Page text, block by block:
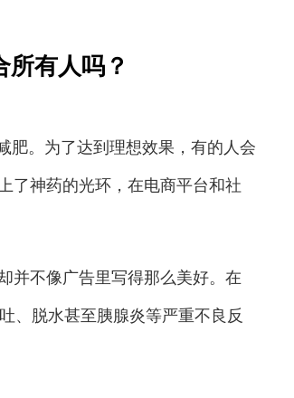
所有人吗？
。为了达到理想效果，有的人会
了神药的光环，在电商平台和社
不像广告里写得那么美好。在
、脱水甚至胰腺炎等严重不良反